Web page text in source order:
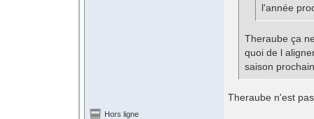
l'année
Theraube ça
quoi de l
saison
Theraube n'est
Hors ligne